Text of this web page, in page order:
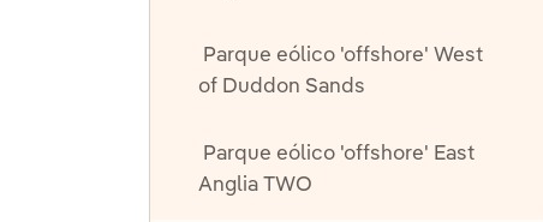
Parque eólico 'offshore' West
of Duddon Sands
Parque eólico 'offshore' East
Anglia TWO